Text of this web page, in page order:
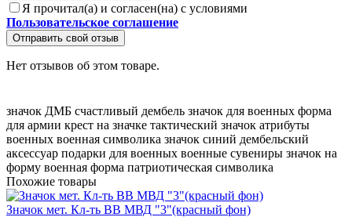
Я прочитал(а) и согласен(на) с условиями
Пользовательское соглашение
Отправить свой отзыв
Нет отзывов об этом товаре.
значок ДМБ счастливый дембель значок для военных форма
для армии крест на значке тактический значок атрибуты
военных военная символика значок синий дембельский
аксессуар подарки для военных военные сувениры значок на
форму военная форма патриотическая символика
Похожие товары
Значок мет. Кл-ть ВВ МВД "3"(красный фон)